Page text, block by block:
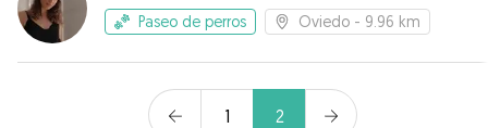
Paseo de perros Oviedo - 9.96 km
1 2